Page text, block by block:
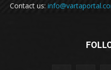
Contact us: